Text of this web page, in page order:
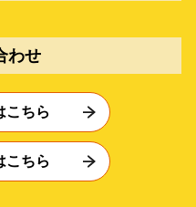
わせ
こちら
こちら